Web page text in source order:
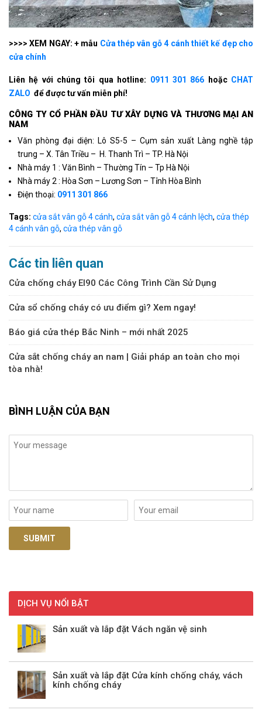
DỊCH VỤ NỔI BẬT
Sản xuất và lắp đặt Vách ngăn vệ sinh
Sản xuất và lắp đặt Cửa kính chống cháy, vách
kính chống cháy
>>>> XEM NGAY: + mẫu Cửa thép vân gỗ 4 cánh thiết kế đẹp cho
cửa chính
Liên hệ với chúng tôi qua hotline: 0911 301 866 hoặcCHAT
ZALO để được tư vấn miễn phí!
CÔNG TY CỔ PHẦN ÐẦU TƯ XÂY DỰNG VÀ THƯƠNG MẠI AN
NAM
Văn phòng đại diện: Lô S5-5 – Cụm sản xuất Làng nghề tập
trung – X. Tân Triều – H. Thanh Trì – TP. Hà Nội
Nhà máy 1 : Văn Bình – Thường Tín – Tp Hà Nội
Nhà máy 2 : Hòa Sơn – Lương Sơn – Tỉnh Hòa Bình
Điện thoại: 0911 301 866
Tags: cửa sắt vân gỗ 4 cánh, cửa sắt vân gỗ 4 cánh lệch, cửa thép
4 cánh vân gỗ, cửa thép vân gỗ
Các tin liên quan
Cửa chống cháy EI90 Các Công Trình Cần Sử Dụng
Cửa sổ chống cháy có ưu điểm gì? Xem ngay!
Báo giá cửa thép Bắc Ninh – mới nhất 2025
Cửa sắt chống cháy an nam | Giải pháp an toàn cho mọi
tòa nhà!
BÌNH LUẬN CỦA BẠN